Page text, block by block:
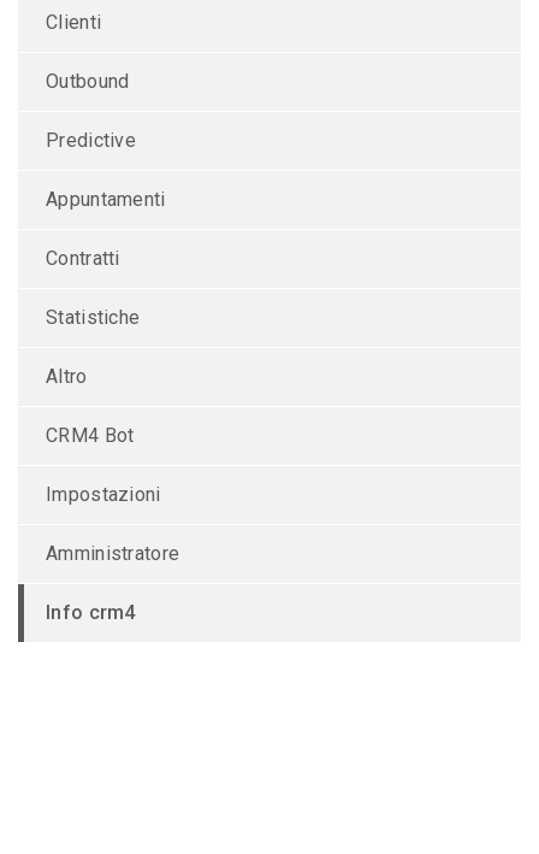
Clienti
Outbound
Predictive
Appuntamenti
Contratti
Statistiche
Altro
CRM4 Bot
Impostazioni
Amministratore
Info crm4